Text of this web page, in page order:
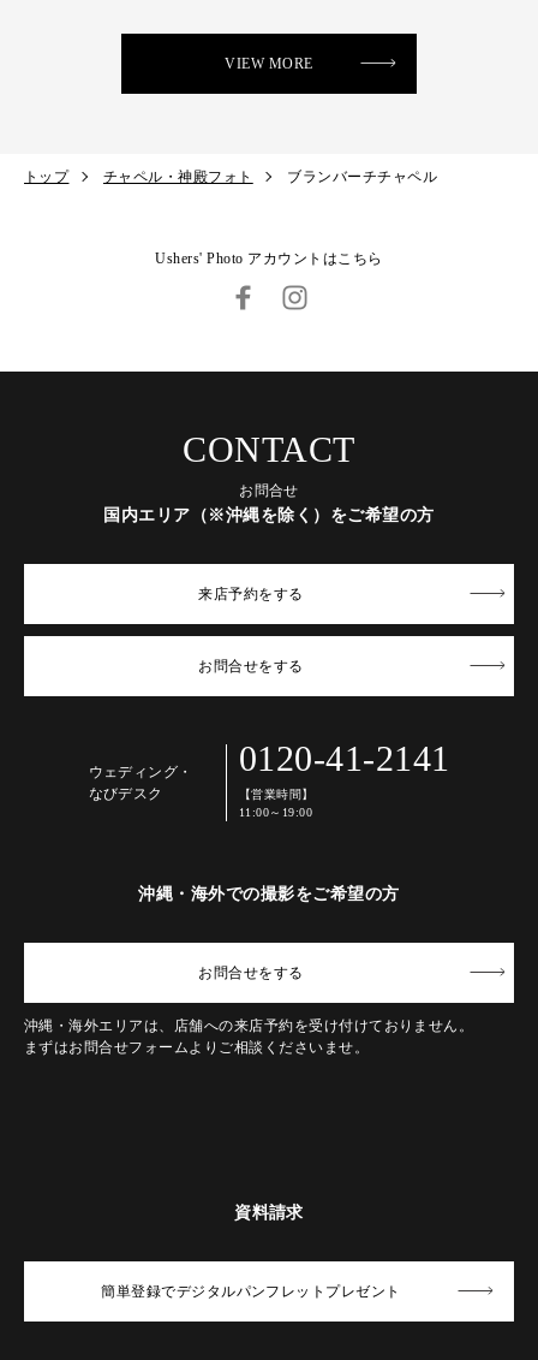
VIEW MORE
トップ チャペル・神殿フォト ブランバーチチャペル
Ushers' Photo アカウントはこちら
CONTACT
お問合せ
国内エリア（※沖縄を除く）をご希望の方
来店予約をする
お問合せをする
ウェディング・
なびデスク
0120-41-2141
【営業時間】
11:00～19:00
沖縄・海外での撮影をご希望の方
お問合せをする
沖縄・海外エリアは、店舗への来店予約を受け付けておりません。
まずはお問合せフォームよりご相談くださいませ。
資料請求
簡単登録でデジタルパンフレットプレゼント